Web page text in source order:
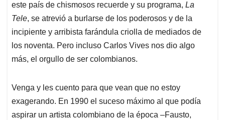
este país de chismosos recuerde y su programa, La
Tele, se atrevió a burlarse de los poderosos y de la
incipiente y arribista farándula criolla de mediados de
los noventa. Pero incluso Carlos Vives nos dio algo
más, el orgullo de ser colombianos.
Venga y les cuento para que vean que no estoy
exagerando. En 1990 el suceso máximo al que podía
aspirar un artista colombiano de la época –Fausto,